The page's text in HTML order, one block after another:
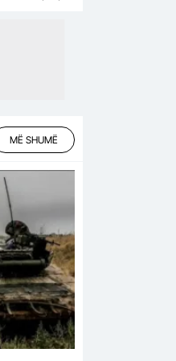
MË SHUMË